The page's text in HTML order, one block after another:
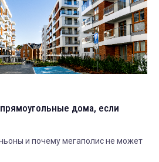
дома, если
и почему мегаполис не может